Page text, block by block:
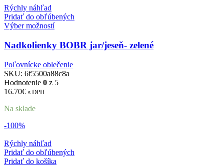
Rýchly náhľad
Pridať do obľúbených
Výber možností
Nadkolienky BOBR jar/jeseň- zelené
Poľovnícke oblečenie
SKU: 6f5500a88c8a
Hodnotenie 0 z 5
16.70€ s DPH
Na sklade
-100%
Rýchly náhľad
Pridať do obľúbených
Pridať do košíka